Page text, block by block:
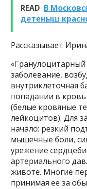
READ В
детеныш
Рассказывает
заболевание,
внутриклеточная
попадании в
(белые кровяные
лейкоцитов). Для
начало: резкий
мышечные боли,
урежение
артериального
животе. Многие
принимая ее за